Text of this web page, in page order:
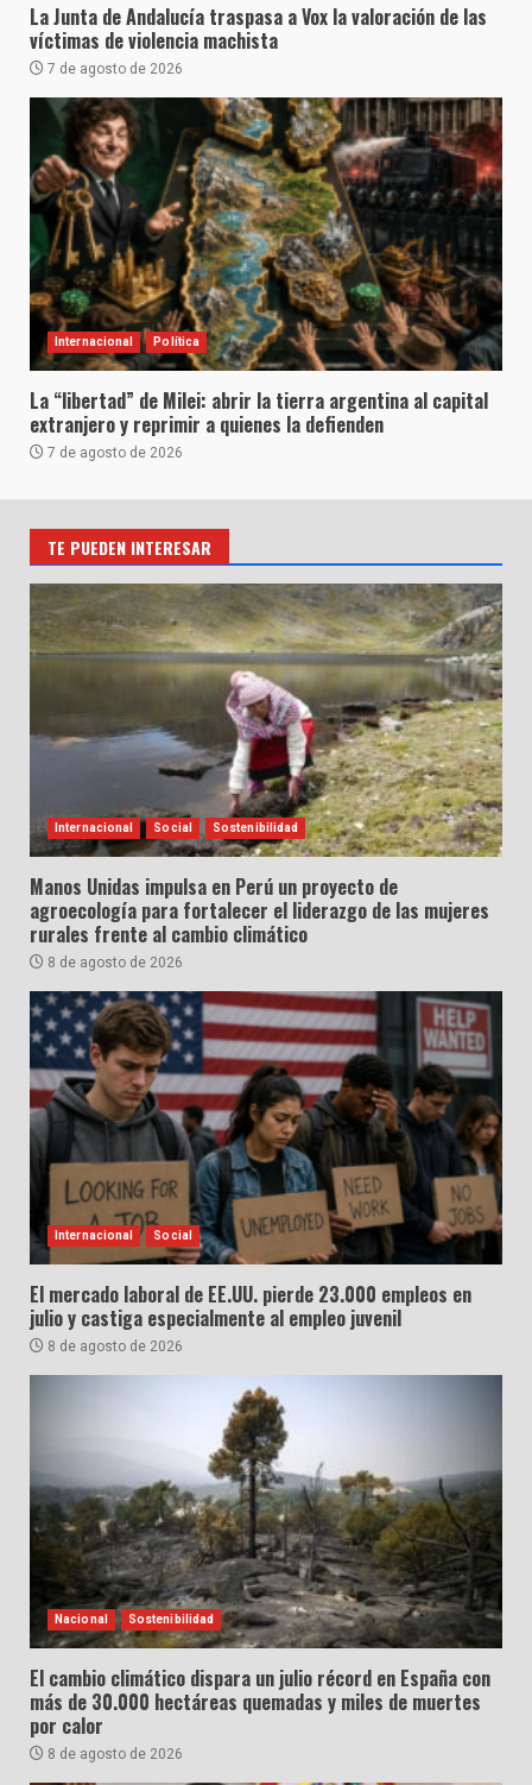
La Junta de Andalucía traspasa a Vox la valoración de las
víctimas de violencia machista
7 de agosto de 2026
Internacional Política
La “libertad” de Milei: abrir la tierra argentina al capital
extranjero y reprimir a quienes la defienden
7 de agosto de 2026
TE PUEDEN INTERESAR
Internacional Social Sostenibilidad
Manos Unidas impulsa en Perú un proyecto de
agroecología para fortalecer el liderazgo de las mujeres
rurales frente al cambio climático
8 de agosto de 2026
Internacional Social
El mercado laboral de EE.UU. pierde 23.000 empleos en
julio y castiga especialmente al empleo juvenil
8 de agosto de 2026
Nacional Sostenibilidad
El cambio climático dispara un julio récord en España con
más de 30.000 hectáreas quemadas y miles de muertes
por calor
8 de agosto de 2026